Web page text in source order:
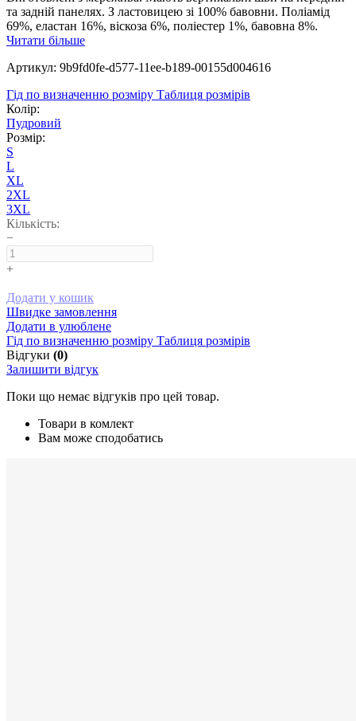
та задній панелях. З ластовицею зі 100% бавовни. Поліамід
69%, еластан 16%, віскоза 6%, поліестер 1%, бавовна 8%.
Читати більше
Артикул: 9b9fd0fe-d577-11ee-b189-00155d004616
Гід по визначенню розміру Таблиця розмірів
Колір:
Пудровий
Розмір:
S
L
XL
2XL
3XL
Кількість:
−
+
Додати у кошик
Швидке замовлення
Додати в улюблене
Гід по визначенню розміру Таблиця розмірів
Відгуки (0)
Залишити відгук
Поки що немає відгуків про цей товар.
Товари в комлект
Вам може сподобатись